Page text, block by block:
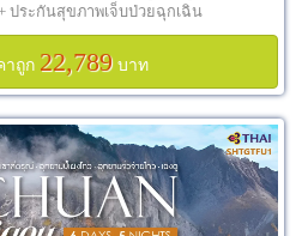
ประกันสุขภาพเจ็บป่วยฉุกเฉิน
าถูก 22,789บาท